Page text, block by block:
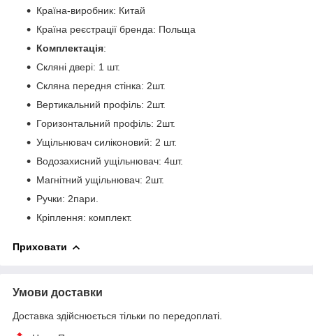
Країна-виробник: Китай
Країна реєстрації бренда: Польща
Комплектація:
Скляні двері: 1 шт.
Скляна передня стінка: 2шт.
Вертикальний профіль: 2шт.
Горизонтальний профіль: 2шт.
Ущільнювач силіконовий: 2 шт.
Водозахисний ущільнювач: 4шт.
Магнітний ущільнювач: 2шт.
Ручки: 2пари.
Кріплення: комплект.
Приховати
Умови доставки
Доставка здійснюється тільки по передоплаті.